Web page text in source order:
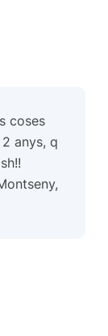
coses
anys, q